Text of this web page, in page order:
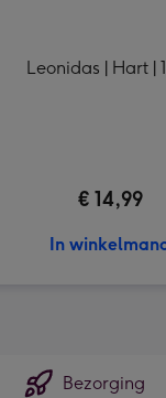
Leonidas | Hart |
€ 14,99
In
Bezorging